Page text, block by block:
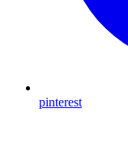
pinterest